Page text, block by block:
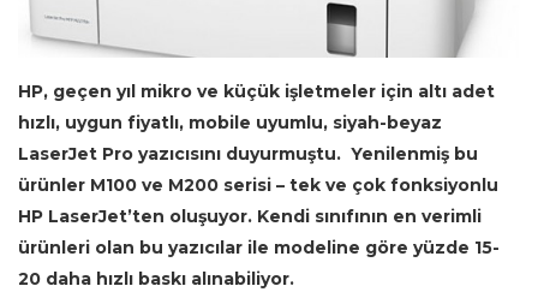
HP, geçen yıl mikro ve küçük işletmeler için altı adet
hızlı, uygun fiyatlı, mobile uyumlu, siyah-beyaz
LaserJet Pro yazıcısını duyurmuştu. Yenilenmiş bu
ürünler M100 ve M200 serisi – tek ve çok fonksiyonlu
HP LaserJet’ten oluşuyor. Kendi sınıfının en verimli
ürünleri olan bu yazıcılar ile modeline göre yüzde 15-
20 daha hızlı baskı alınabiliyor.